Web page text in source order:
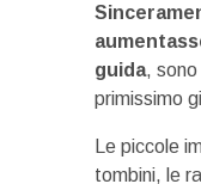
guida,
primissimo
Le piccole
tombini, le